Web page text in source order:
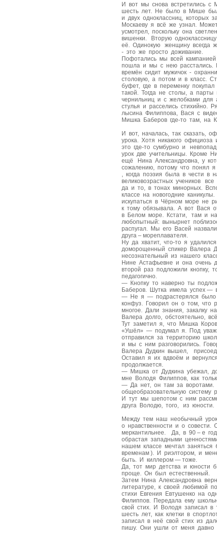
И вот мы снова встретились
шесть лет. Не было в Мише
и двух одноклассниц, которых
Москаеву я всё же узнал.
усмотрел, поскольку она
вишенки. Вторую
её. Одинокую женщину всегда
- это же просто доживание.
Пофотались мы всей
пошла и мы с нею расстались.
времён сидит мужичок -
столовую, а потом и в
буфет, где в переменку
такой. Тогда не столы, а
чернильниц и с желобками для
стулья и расселись стихийно.
лысина Филиппова, Вася с
Мишка Баберов где-то там, на
И вот, началась, так сказать,
урока. Хотя никакого
это где-то сумбурно и
урок две учительницы. Кроме
ещё Нина Александровна, у
сожалению, потому что понял
, когда поэзия была в чести в
великовозрастных учеников
да и то, в тонах минорных.
классе на новогодние
искупаться в Чёрном море не
к тому обязывала. А вот Вася
в Белом море. Кстати, там и
любопытный: вынырнет
распугал. Мы его Васей
друга – мореплавателя.
Ну да хватит, что-то я
доморощенный спикер Валера
несознательный из нашего
Нине Астафьевне и она очень
второй раз подложили кнопку,
педагогично.
— Кнопку то наверно ты
Баберов. Шутка имела успех —
— Не я — подрастерялся было
конфуз. Говорил он о том, что
многое. Дали знания, закалку
Валера долго, обстоятельно,
Тут заметил я, что Мишка
«Ушёл» — подумал я. Под
отправился за территорию
и мы с ним разговорились.
Валера Дудкин вышел,
Оставил я их вдвоём и
продолжается.
— Мишка от Дудкина убежал,
мне Володя Филиппов, как
— Да нет, он там за
общеобразовательную систему
И тут мы шепотом с ним
друга Володю, того, из юности.
Между тем наш необычный
о нравственности и о
меркантильнее. Да, в 90 – е
обрастая западными
нашем классе мечтал
временам ). И риэлтором, и
быть. И киллером — тоже.
Да, тот мир детства и
проще. Он был естественный.
Затем Нина Александровна
литературе, к своей любимой
стихи Евгения Евтушенко на
Филиппов. Передала ему
свой стих. И Володя записал в
шесть лет, как клетки в
записал в неё свой стих из
пишу. Они ушли от меня давно